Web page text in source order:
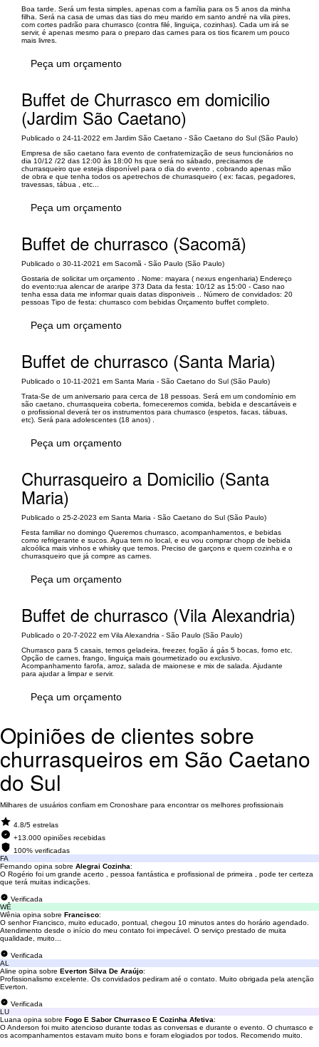
Boa tarde. Será um festa simples, apenas com a família para os 5 anos da minha
filha. Será na casa de umas das tias do meu marido em santo andré na vila pires,
com cortes padrão para churrasco (contra filé, linguiça, cozinhas). Cada um irá se
servir, é apenas mesmo para o preparo das carnes para os tios ficarem um pouco
mais livres.
Peça um orçamento
Buffet de Churrasco em domicilio
(Jardim São Caetano)
Publicado o 24-11-2022 em Jardim São Caetano - São Caetano do Sul (São Paulo)
Empresa de são caetano fara evento de confraternização de seus funcionários no
dia 10/12 /22 das 12:00 às 18:00 hs que será no sábado, precisamos de
churrasqueiro que esteja disponível para o dia do evento , cobrando apenas mão
de obra e que tenha todos os apetrechos de churrasqueiro ( ex: facas, pegadores,
travessas, tábua , etc...
Peça um orçamento
Buffet de churrasco (Sacomã)
Publicado o 30-11-2021 em Sacomã - São Paulo (São Paulo)
Gostaria de solicitar um orçamento . Nome: mayara ( nexus engenharia) Endereço
do evento:rua alencar de araripe 373 Data da festa: 10/12 as 15:00 - Caso nao
tenha essa data me informar quais datas disponiveis .. Número de convidados: 20
pessoas Tipo de festa: churrasco com bebidas Orçamento buffet completo.
Peça um orçamento
Buffet de churrasco (Santa Maria)
Publicado o 10-11-2021 em Santa Maria - São Caetano do Sul (São Paulo)
Trata-Se de um aniversario para cerca de 18 pessoas. Será em um condomínio em
são caetano, churrasqueira coberta, forneceremos comida, bebida e descartáveis e
o profissional deverá ter os instrumentos para churrasco (espetos, facas, tábuas,
etc). Será para adolescentes (18 anos) .
Peça um orçamento
Churrasqueiro a Domicilio (Santa
Maria)
Publicado o 25-2-2023 em Santa Maria - São Caetano do Sul (São Paulo)
Festa familiar no domingo Queremos churrasco, acompanhamentos, e bebidas
como refrigerante e sucos. Agua tem no local, e eu vou comprar chopp de bebida
alcoólica mais vinhos e whisky que temos. Preciso de garçons e quem cozinha e o
churrasqueiro que já compre as carnes.
Peça um orçamento
Buffet de churrasco (Vila Alexandria)
Publicado o 20-7-2022 em Vila Alexandria - São Paulo (São Paulo)
Churrasco para 5 casais, temos geladeira, freezer, fogão á gás 5 bocas, forno etc.
Opção de carnes, frango, linguiça mais gourmetizado ou exclusivo.
Acompanhamento farofa, arroz, salada de maionese e mix de salada. Ajudante
para ajudar a limpar e servir.
Peça um orçamento
Opiniões de clientes sobre
churrasqueiros em São Caetano
do Sul
Milhares de usuários confiam em Cronoshare para encontrar os melhores profissionais
4.8/5 estrelas
+13.000 opiniões recebidas
100% verificadas
FA
Fernando opina sobre Alegrai Cozinha:
O Rogério foi um grande acerto , pessoa fantástica e profissional de primeira , pode ter certeza
que terá muitas indicações.
Verificada
WÊ
Wênia opina sobre Francisco:
O senhor Francisco, muito educado, pontual, chegou 10 minutos antes do horário agendado.
Atendimento desde o início do meu contato foi impecável. O serviço prestado de muita
qualidade, muito...
Verificada
AL
Aline opina sobre Everton Silva De Araújo:
Profissionalismo excelente. Os convidados pediram até o contato. Muito obrigada pela atenção
Everton.
Verificada
LU
Luana opina sobre Fogo E Sabor Churrasco E Cozinha Afetiva:
O Anderson foi muito atencioso durante todas as conversas e durante o evento. O churrasco e
os acompanhamentos estavam muito bons e foram elogiados por todos. Recomendo muito.